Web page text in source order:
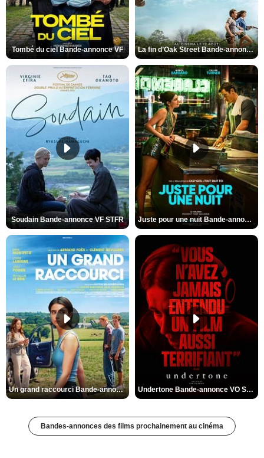
Tombé du ciel Bande-annonce VF La fin d’Oak Street Bande-annonce VO STFR
Soudain Bande-annonce VF STFR Juste pour une nuit Bande-annonce VO STFR
Un grand raccourci Bande-annonce VF Undertone Bande-annonce VO STFR
Bandes-annonces des films prochainement au cinéma